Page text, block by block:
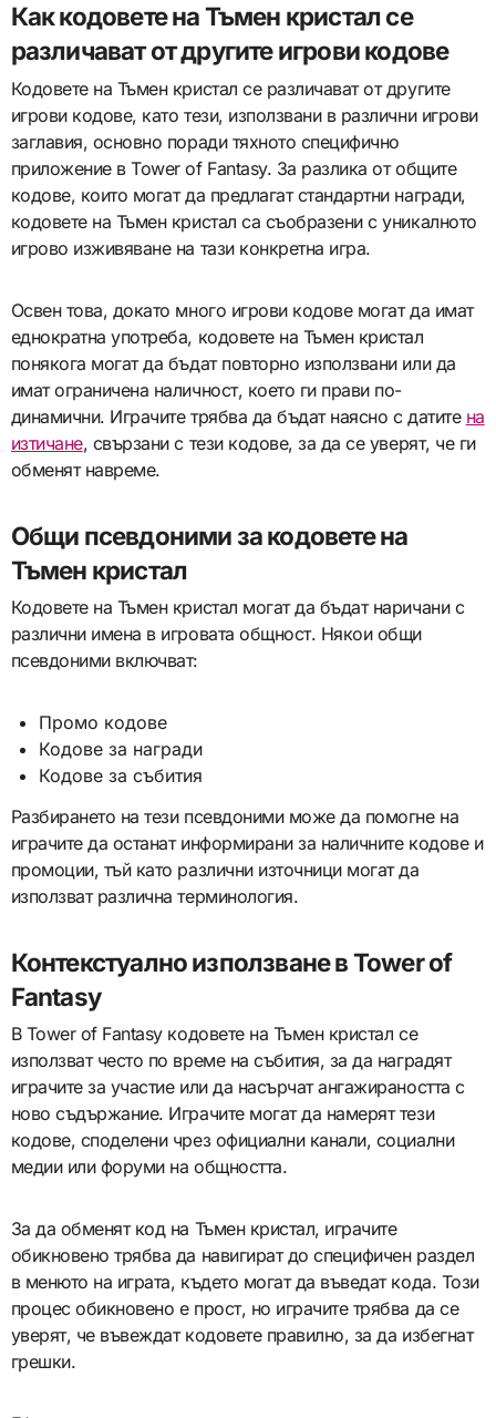
Как кодовете на Тъмен кристал се
различават от другите игрови кодове
Кодовете на Тъмен кристал се различават от другите
игрови кодове, като тези, използвани в различни игрови
заглавия, основно поради тяхното специфично
приложение в Tower of Fantasy. За разлика от общите
кодове, които могат да предлагат стандартни награди,
кодовете на Тъмен кристал са съобразени с уникалното
игрово изживяване на тази конкретна игра.
Освен това, докато много игрови кодове могат да имат
еднократна употреба, кодовете на Тъмен кристал
понякога могат да бъдат повторно използвани или да
имат ограничена наличност, което ги прави по-
динамични. Играчите трябва да бъдат наясно с датите на
изтичане, свързани с тези кодове, за да се уверят, че ги
обменят навреме.
Общи псевдоними за кодовете на
Тъмен кристал
Кодовете на Тъмен кристал могат да бъдат наричани с
различни имена в игровата общност. Някои общи
псевдоними включват:
Промо кодове
Кодове за награди
Кодове за събития
Разбирането на тези псевдоними може да помогне на
играчите да останат информирани за наличните кодове и
промоции, тъй като различни източници могат да
използват различна терминология.
Контекстуално използване в Tower of
Fantasy
В Tower of Fantasy кодовете на Тъмен кристал се
използват често по време на събития, за да наградят
играчите за участие или да насърчат ангажираността с
ново съдържание. Играчите могат да намерят тези
кодове, споделени чрез официални канали, социални
медии или форуми на общността.
За да обменят код на Тъмен кристал, играчите
обикновено трябва да навигират до специфичен раздел
в менюто на играта, където могат да въведат кода. Този
процес обикновено е прост, но играчите трябва да се
уверят, че въвеждат кодовете правилно, за да избегнат
грешки.